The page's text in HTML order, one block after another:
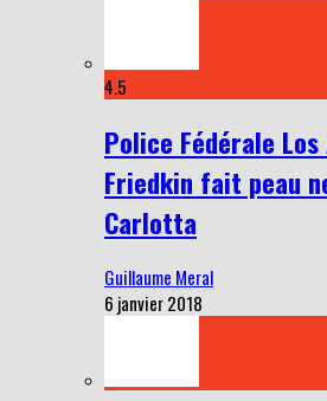
4.5
Police Fédérale
Friedkin fait peau
Carlotta
Guillaume Meral
6 janvier 2018